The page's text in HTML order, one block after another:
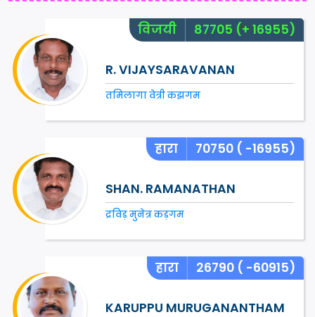
विजयी 87705 (+ 16955)
R. VIJAYSARAVANAN
तमिलागा वेत्री कझगम
हारा 70750 ( -16955)
SHAN. RAMANATHAN
द्रविड़ मुनेत्र कड़गम
हारा 26790 ( -60915)
KARUPPU MURUGANANTHAM